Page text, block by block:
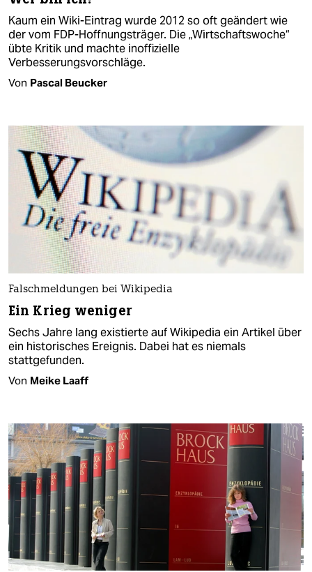
Kaum ein Wiki-Eintrag wurde 2012 so oft geändert wie
der vom FDP-Hoffnungsträger. Die „Wirtschaftswoche“
übte Kritik und machte inoffizielle
Verbesserungsvorschläge.
Von Pascal Beucker
Falschmeldungen bei Wikipedia
Ein Krieg weniger
Sechs Jahre lang existierte auf Wikipedia ein Artikel über
ein historisches Ereignis. Dabei hat es niemals
stattgefunden.
Von Meike Laaff